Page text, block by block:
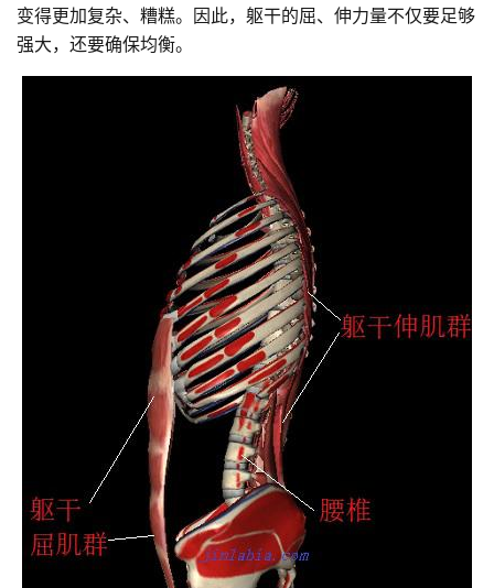
变得更加复杂、糟糕。因此，躯干的屈、伸力量不仅要足够
强大，还要确保均衡。